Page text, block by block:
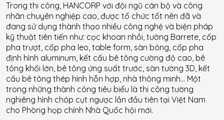
Trong thi công, HANCORP với đội ngũ cán bộ và công
nhân chuyên nghiệp cao, được tổ chức tốt nên đã và
đang sử dụng thành thạo nhiều công nghệ và biện pháp
kỹ thuật tiên tiến như: cọc khoan nhồi, tường Barrete, cốp
pha trượt, cốp pha leo, table form, sàn bóng, cốp pha
định hình aluminum, kết cấu bê tông cường độ cao, bê
tông khối lớn, bê tông ứng suất trước, sàn tường 3D, kết
cấu bê tông thép hình hỗn hợp, nhà thông minh… Một
trong những thành công tiêu biểu là thi công tường
nghiêng hình chóp cụt ngược lần đầu tiên tại Việt Nam
cho Phòng họp chính Nhà Quốc hội mới.